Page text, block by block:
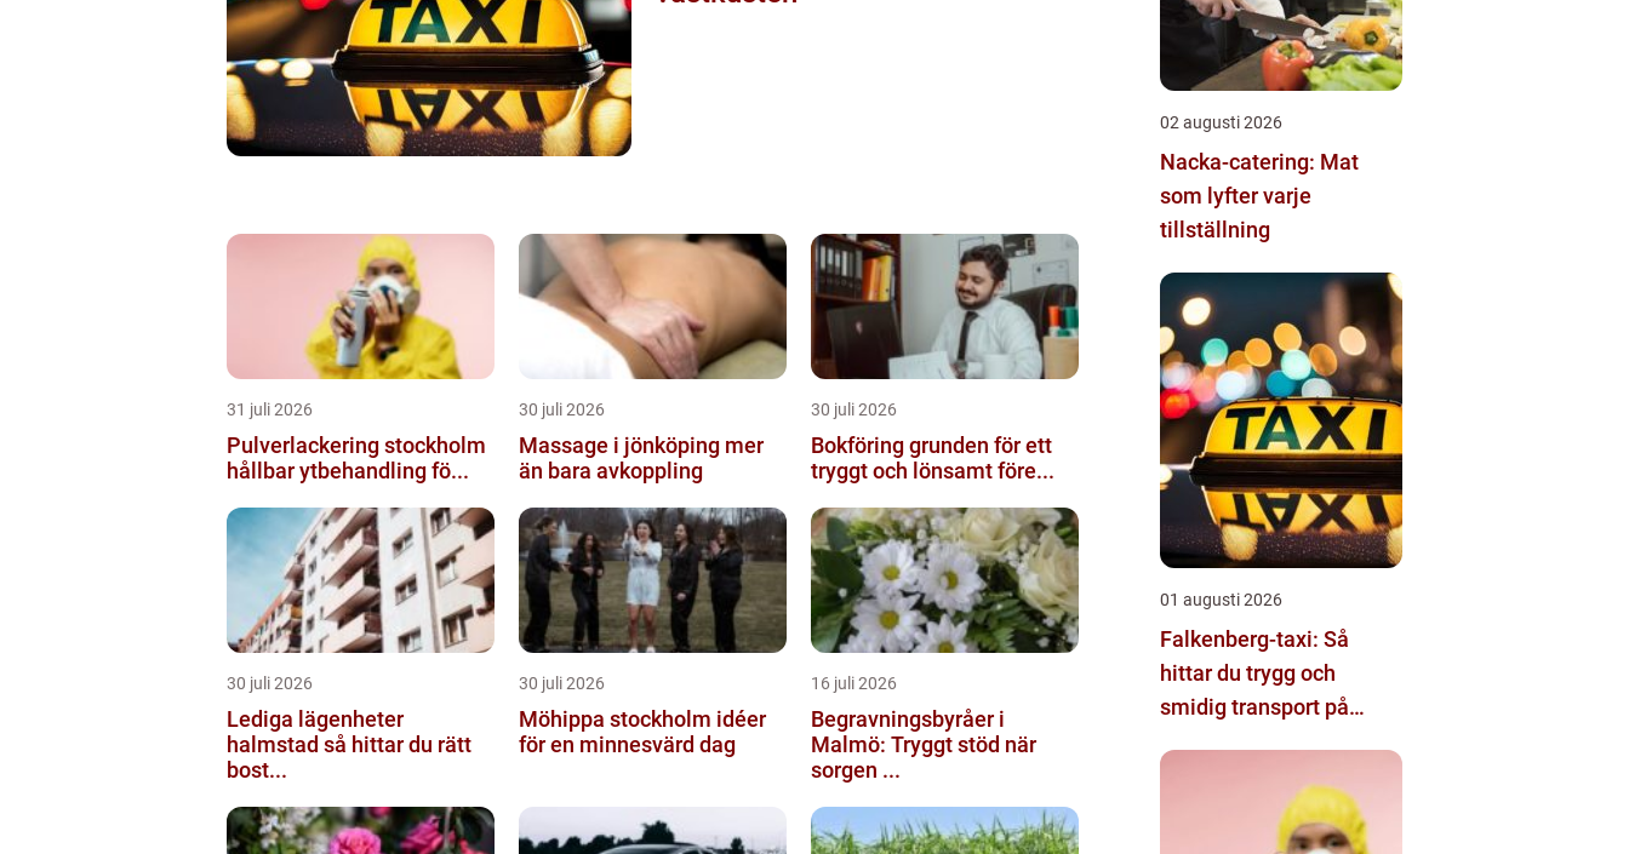
31 juli 2026
Pulverlackering stockholm
hållbar ytbehandling fö...
30 juli 2026
Massage i jönköping mer
än bara avkoppling
30 juli 2026
Bokföring grunden för ett
tryggt och lönsamt före...
30 juli 2026
Lediga lägenheter
halmstad så hittar du rätt
bost...
30 juli 2026
Möhippa stockholm idéer
för en minnesvärd dag
16 juli 2026
Begravningsbyråer i
Malmö: Tryggt stöd när
sorgen ...
02 augusti 2026
Nacka-catering: Mat
som lyfter varje
tillställning
01 augusti 2026
Falkenberg-taxi: Så
hittar du trygg och
smidig transport på